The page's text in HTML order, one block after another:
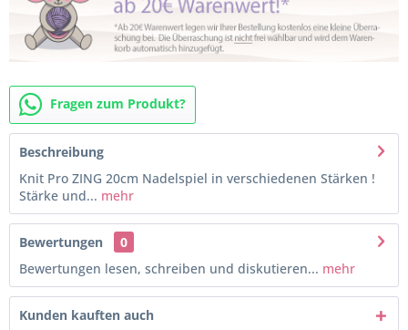
Fragen zum Produkt?
Beschreibung
Knit Pro ZING 20cm Nadelspiel in verschiedenen Stärken !
Stärke und... mehr
Bewertungen
0
Bewertungen lesen, schreiben und diskutieren... mehr
Kunden kauften auch